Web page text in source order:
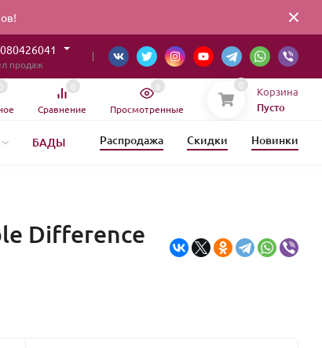
продаж
0
Сравнение
0
Просмотренные
0 0 Корзина
Пусто
БАДЫ
Распродажа Скидки Новинки
Difference